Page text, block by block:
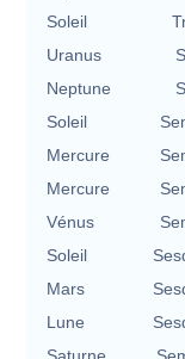
Soleil
Uranus
Neptune
Soleil
Mercure
Mercure
Vénus
Soleil
Mars
Lune